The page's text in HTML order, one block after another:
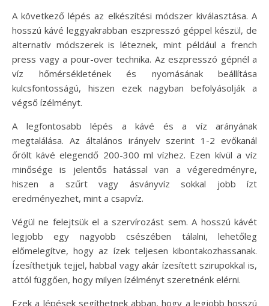
A következő lépés az elkészítési módszer kiválasztása. A
hosszú kávé leggyakrabban eszpresszó géppel készül, de
alternatív módszerek is léteznek, mint például a french
press vagy a pour-over technika. Az eszpresszó gépnél a
víz hőmérsékletének és nyomásának beállítása
kulcsfontosságú, hiszen ezek nagyban befolyásolják a
végső ízélményt.
A legfontosabb lépés a kávé és a víz arányának
megtalálása. Az általános irányelv szerint 1-2 evőkanál
őrölt kávé elegendő 200-300 ml vízhez. Ezen kívül a víz
minősége is jelentős hatással van a végeredményre,
hiszen a szűrt vagy ásványvíz sokkal jobb ízt
eredményezhet, mint a csapvíz.
Végül ne felejtsük el a szervírozást sem. A hosszú kávét
legjobb egy nagyobb csészében tálalni, lehetőleg
előmelegítve, hogy az ízek teljesen kibontakozhassanak.
Ízesíthetjük tejjel, habbal vagy akár ízesített szirupokkal is,
attól függően, hogy milyen ízélményt szeretnénk elérni.
Ezek a lépések segíthetnek abban, hogy a legjobb hosszú